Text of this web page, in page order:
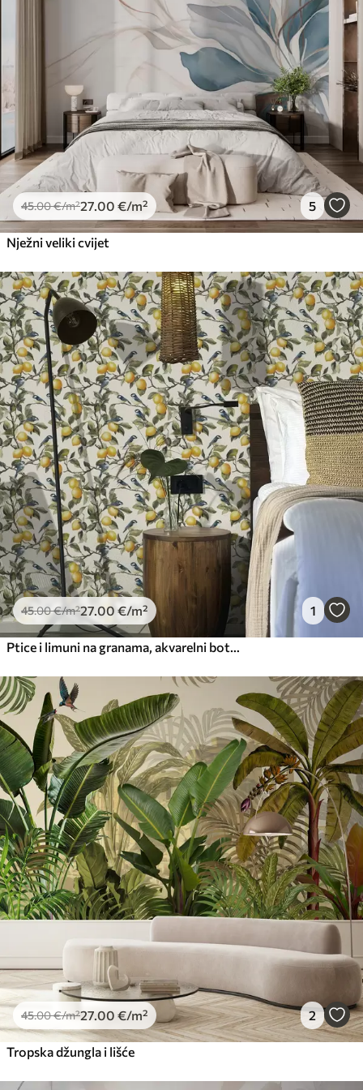
Premium vinil
40.00
Peel and Stick
81.6749 .00€ /m²
45.00€/m²27.00 €/m² 5
Nježni veliki cvijet
45.00€/m²27.00 €/m² 1
Ptice i limuni na granama, akvarelni botanički crtež
45.00€/m²27.00 €/m² 2
Tropska džungla i lišće